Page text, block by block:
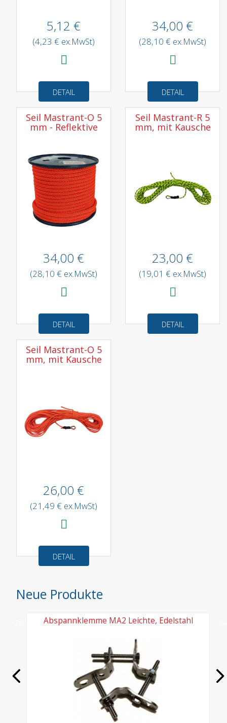
5,12 €
(4,23 € ex.MwSt)
DETAIL
34,00 €
(28,10 € ex.MwSt)
DETAIL
Seil Mastrant-O 5
mm - Reflektive
34,00 €
(28,10 € ex.MwSt)
DETAIL
Seil Mastrant-R 5
mm, mit Kausche
23,00 €
(19,01 € ex.MwSt)
DETAIL
Seil Mastrant-O 5
mm, mit Kausche
26,00 €
(21,49 € ex.MwSt)
DETAIL
Neue Produkte
Abspannklemme MA2 Leichte, Edelstahl